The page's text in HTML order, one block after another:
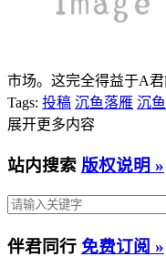
市场。这完全得益于A
Tags: 投稿 沉鱼落雁 沉
展开更多内容
站内搜索 版权说明 »
伴君同行 免费订阅 »